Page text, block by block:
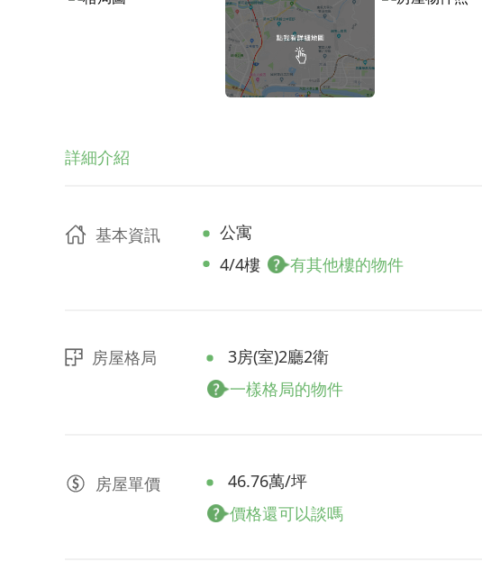
詳細介紹
基本資訊
公寓
4/4樓
有其他樓的物件
房屋格局
3房(室)2廳2衛
一樣格局的物件
房屋單價
46.76萬/坪
價格還可以談嗎